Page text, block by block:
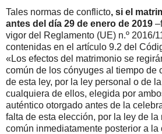
Tales normas de conflicto, si el
antes del día 29 de enero de 2019
vigor del Reglamento (UE) n.º 2016/
contenidas en el artículo 9.2 del
«Los efectos del matrimonio se
común de los cónyuges al tiempo de
de esta ley, por la ley personal o de
cualquiera de ellos, elegida por
auténtico otorgado antes de la
falta de esta elección, por la ley de la
común inmediatamente posterior a la